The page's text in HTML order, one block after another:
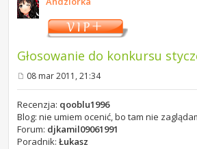
Głosowanie do konkursu
o
s
08 mar 2011, 21:34
Recenzja: qooblu1996
Blog: nie umiem ocenić, bo tam nie
Forum: djkamil09061991
Poradnik: Łukasz